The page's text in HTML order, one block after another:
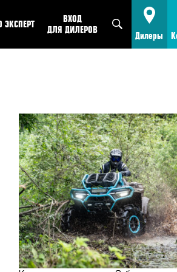
ЭКСПЕРТ
ВХОД
ДЛЯ ДИЛЕРОВ
Дилеры